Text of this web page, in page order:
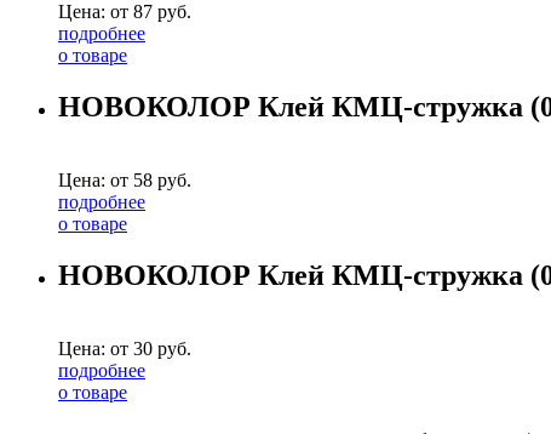
Цена: от 87 руб.
подробнее
о товаре
НОВОКОЛОР Клей КМЦ-стружка
Цена: от 58 руб.
подробнее
о товаре
НОВОКОЛОР Клей КМЦ-стружка
Цена: от 30 руб.
подробнее
о товаре